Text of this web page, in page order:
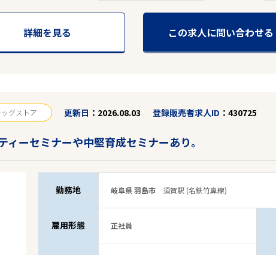
詳細を見る この求人に問い合わせる
ッグストア 更新日 2026.08.03 登録販売者求人ID 430725
ーセミナーや中堅育成セミナーあり。
勤務地 岐阜県 羽島市 須賀駅 (名鉄竹鼻線)
雇用形態 正社員